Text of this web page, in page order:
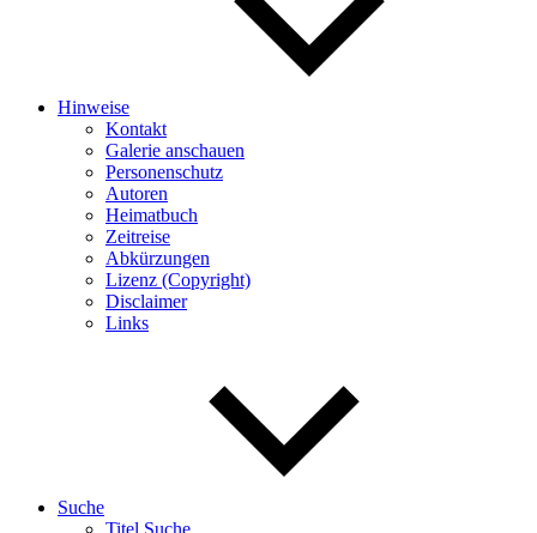
Hinweise
Kontakt
Galerie anschauen
Personenschutz
Autoren
Heimatbuch
Zeitreise
Abkürzungen
Lizenz (Copyright)
Disclaimer
Links
Suche
Titel Suche